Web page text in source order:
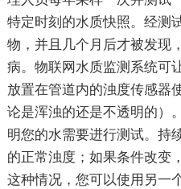
特定时刻的水质快照。经测
物，并且几个月后才被发现
病。物联网水质监测系统可
放置在管道内的浊度传感器
论是浑浊的还是不透明的）
明您的水需要进行测试。持
的正常浊度；如果条件改变
这种情况，您可以使用另一